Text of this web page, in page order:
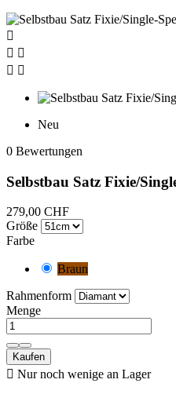

 
 
Neu
0 Bewertungen
Selbstbau Satz Fixie/
279,00 CHF
Größe
Farbe
Braun
Rahmenform
Menge
Kaufen
 Nur noch wenige an Lager